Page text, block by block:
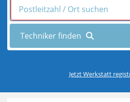
Jetzt Werkstatt